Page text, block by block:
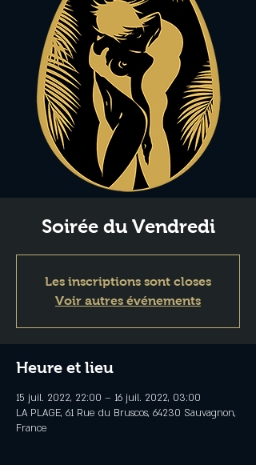
Soirée du Vendredi
Les inscriptions sont closes
Voir autres événements
Heure et lieu
15 juil. 2022, 22:00 – 16 juil. 2022, 03:00
LA PLAGE, 61 Rue du Bruscos, 64230 Sauvagnon,
France